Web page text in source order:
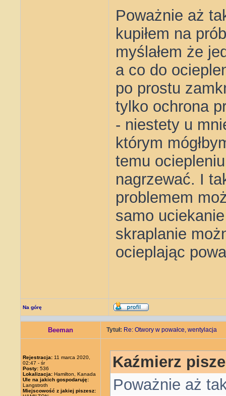
Poważnie aż
kupiłem na
myślałem że
a co do
po prostu
tylko ochrona
- niestety u
którym
temu
nagrzewać. I
problemem
samo
skraplanie
ocieplając
Na górę
Beeman Tytuł: Re: Otwory w powałce, wentylacja
Rejestracja: 11 marca 2020,
02:47 - śr
Posty: 536
Lokalizacja: Hamilton, Kanada
Ule na jakich gospodaruję:
Langstroth
Miejscowość z jakiej piszesz:
Kaźmierz
Poważnie aż